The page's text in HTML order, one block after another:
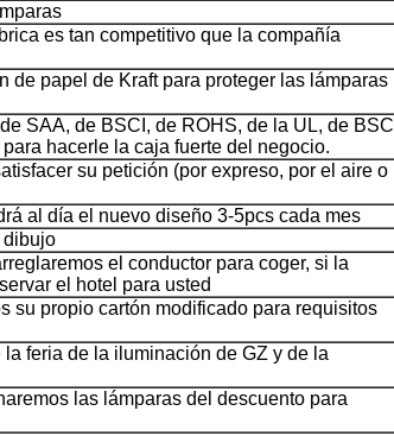
es tan competitivo que la compañía
de papel de Kraft para proteger las lámparas
SAA, de BSCI, de ROHS, de la UL, de BSCI
hacerle la caja fuerte del negocio.
su petición (por expreso, por el aire o
al día el nuevo diseño 3-5pcs cada mes
dibujo
el conductor para coger, si la
el hotel para usted
su propio cartón modificado para requisitos
feria de la iluminación de GZ y de la
las lámparas del descuento para